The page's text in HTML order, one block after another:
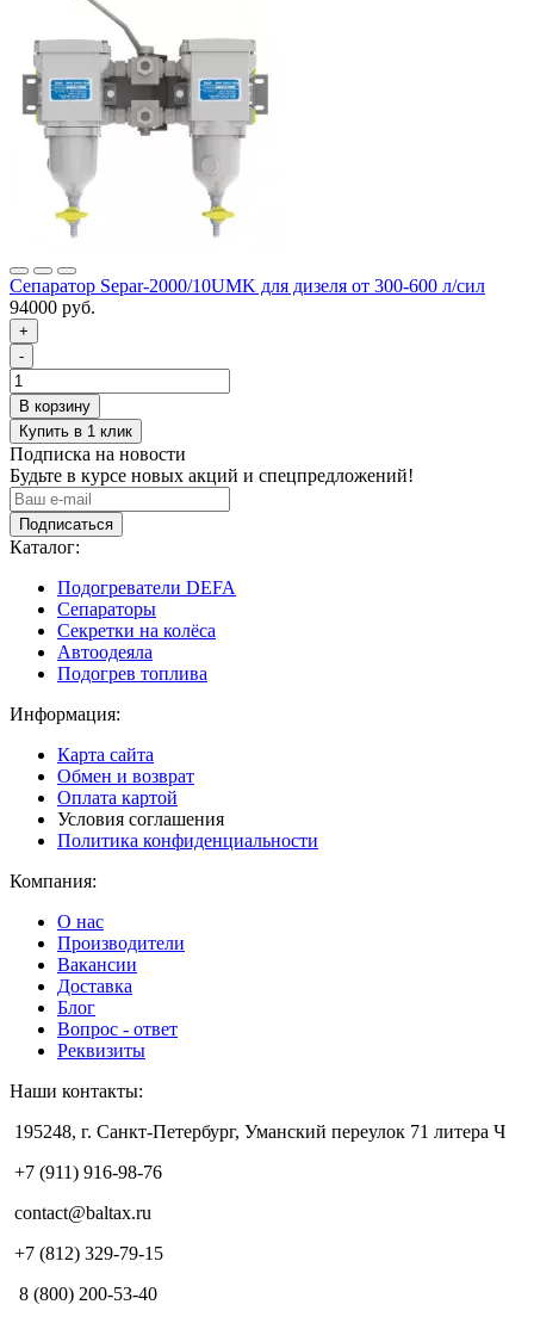
Сепаратор Separ-2000/10UMK для дизеля от 300-600 л/сил
94000 руб.
+
-
Подписка на новости
Будьте в курсе новых акций и спецпредложений!
Подписаться
Каталог:
Подогреватели DEFA
Сепараторы
Секретки на колёса
Автоодеяла
Подогрев топлива
Информация:
Карта сайта
Обмен и возврат
Оплата картой
Условия соглашения
Политика конфиденциальности
Компания:
О нас
Производители
Вакансии
Доставка
Блог
Вопрос - ответ
Реквизиты
Наши контакты:
195248, г. Санкт-Петербург, Уманский переулок 71 литера Ч
+7 (911) 916-98-76
contact@baltax.ru
+7 (812) 329-79-15
8 (800) 200-53-40